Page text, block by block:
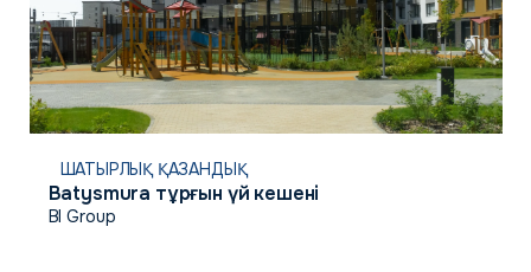
ШАТЫРЛЫҚ ҚАЗАНДЫҚ
Batysmura тұрғын үй кешені
BI Group